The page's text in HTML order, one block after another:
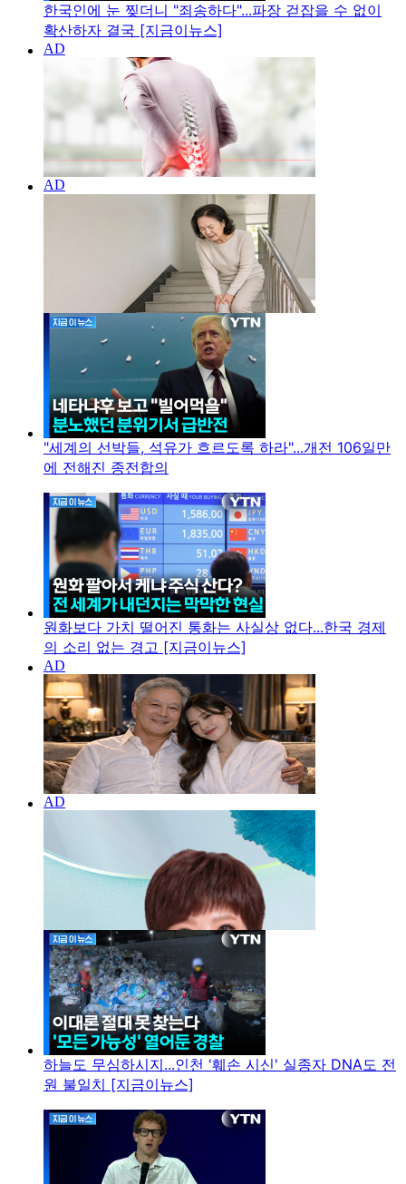
한국인에 눈 찢더니 "죄송하다"...파장 걷잡을 수 없이
확산하자 결국 [지금이뉴스]
"세계의 선박들, 석유가 흐르도록 하라"...개전 106일만
에 전해진 종전합의
원화보다 가치 떨어진 통화는 사실상 없다...한국 경제
의 소리 없는 경고 [지금이뉴스]
하늘도 무심하시지...인천 '훼손 시신' 실종자 DNA도 전
원 불일치 [지금이뉴스]